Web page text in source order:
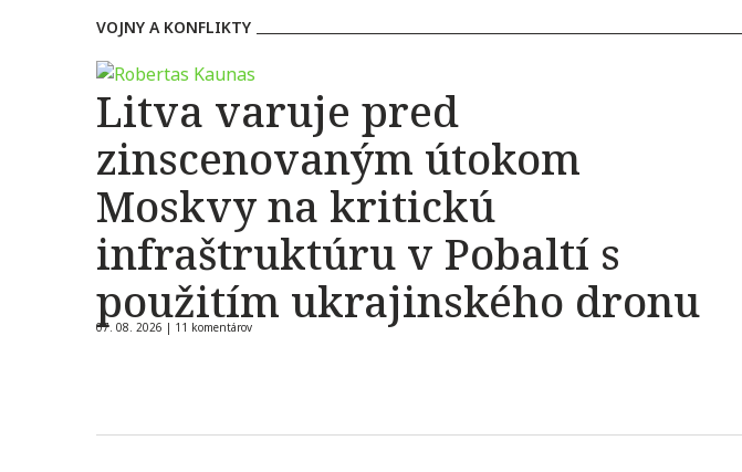
VOJNY A KONFLIKTY
Litva varuje pred
zinscenovaným útokom
Moskvy na kritickú
infraštruktúru v Pobaltí s
použitím ukrajinského dronu
07. 08. 2026 | 11 komentárov